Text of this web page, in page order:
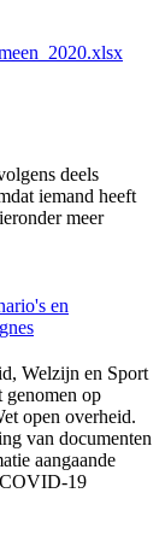
deels
iemand heeft
meer
en
Welzijn en Sport
genomen op
open overheid.
van documenten
aangaande
COVID-19